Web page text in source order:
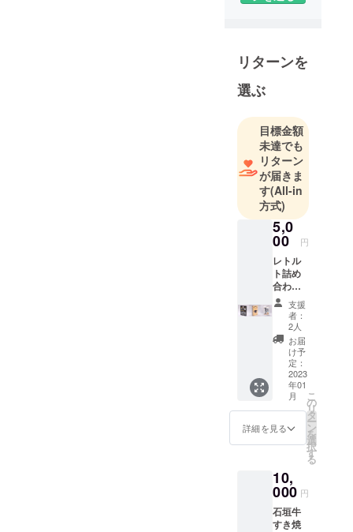
が見える安
心・安全な
石垣牛とア
す。
私は、大阪
で 33年年ほ
ど神戸牛や
三田牛など
の販売加工
に関わって
きました。
1995 年、何
一つ自慢す
るものがな
かった自分
の故郷に自
慢できる物
「石垣牛の
ブランド」
を作りたい
島にゆい
を設立しま
した。
県内外の多
くの皆さま
リターンを
選ぶ
目標金額
未達でも
リターン
が届きま
す(All-in
方式)
5,0
00 円
レトル
ト詰め
合わせ
＆ゆい
まーる
牧場か
ら支援
者へお
礼の
メール
「金城
石垣牛
旨いカ
レー・
石垣島
レー・
石垣牛
すじ味
噌煮込
み (各1
支援
者：
2人
お届
け予
定：
2023
年01
月
詳細を見る
こ
の
リ
タ
ー
ン
を
選
択
す
る
10,
000 円
石垣牛
すき焼